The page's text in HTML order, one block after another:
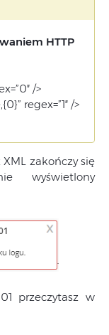
HTTP
/>
regex=”1″ />
zakończy się
wyświetlony
przeczytasz w